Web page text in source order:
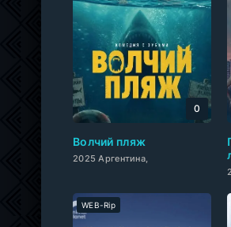
Волчий пляж
2025 Аргентина,
0
WEB-Rip